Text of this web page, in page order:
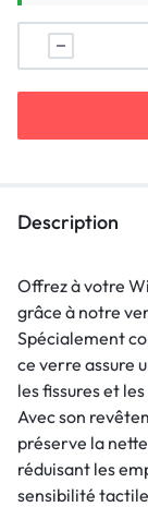
Description
Offrez à votre
grâce à notre
Spécialement
ce verre assure
les fissures et
Avec son
préserve la
réduisant les
sensibilité